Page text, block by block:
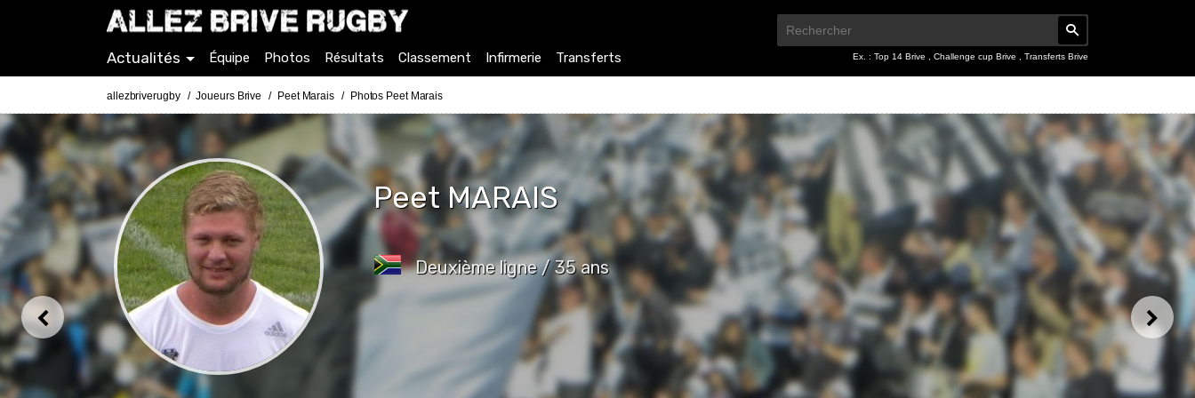
Ex. : Top 14 Brive Challenge cup Brive Transferts Brive
Actualités Équipe Photos Résultats Classement Infirmerie Transferts
allezbriverugby Joueurs Brive Peet Marais Photos Peet Marais
PeetMARAIS
Deuxième ligne / 35 ans